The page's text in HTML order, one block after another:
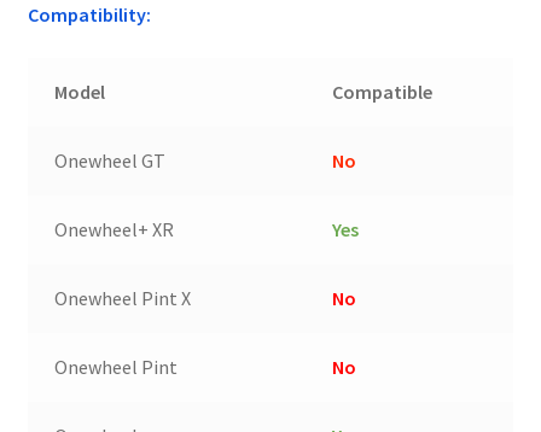
Compatibility:
Model Compatible
Onewheel GT No
Onewheel+ XR Yes
Onewheel Pint X No
Onewheel Pint No